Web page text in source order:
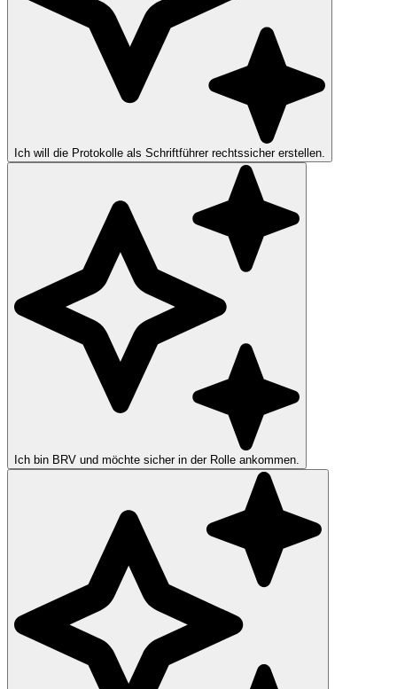
Ich will die Protokolle als Schriftführer rechtssicher erstellen.
Ich bin BRV und möchte sicher in der Rolle ankommen.